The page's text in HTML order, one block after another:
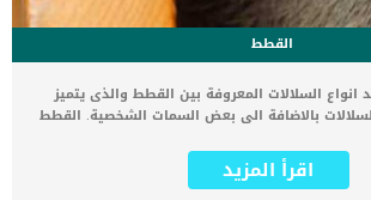
القطط
انواع السلالات المعروفة بين القطط والذى يتميز
بالاضافة الى بعض السمات الشخصية. القطط
ان تتعرف على التاريخ الكامل بخصوص قطتك لان
ستظهر عليها بعض الصفات والعلامات. هذه
اقرأ المزيد